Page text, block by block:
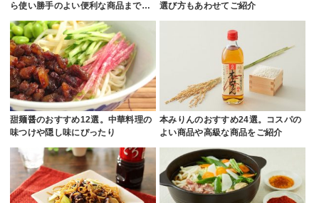
ら使い勝手のよい便利な商品まで…
選び方もあわせてご紹介
甜麺醤のおすすめ12選。中華料理の
味つけや隠し味にぴったり
本みりんのおすすめ24選。コスパの
よい商品や高級な商品をご紹介